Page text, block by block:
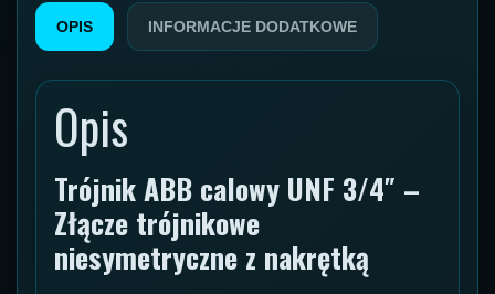
OPIS INFORMACJE DODATKOWE
Opis
Trójnik ABB calowy UNF 3/4″ –
Złącze trójnikowe
niesymetryczne z nakrętką